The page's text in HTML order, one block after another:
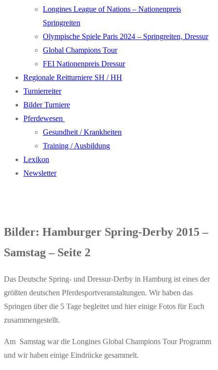
Longines League of Nations – Nationenpreis
Springreiten
Olympische Spiele Paris 2024 – Springreiten, Dressur
Global Champions Tour
FEI Nationenpreis Dressur
Regionale Reitturniere SH / HH
Turnierreiter
Bilder Turniere
Pferdewesen
Gesundheit / Krankheiten
Training / Ausbildung
Lexikon
Newsletter
Bilder: Hamburger Spring-Derby 2015 –
Samstag – Seite 2
Das Deutsche Spring- und Dressur-Derby in Hamburg ist eines der
größten deutschen Pferdesportveranstaltungen. Wir haben das
Springen über die 5 Tage begleitet und hier einige Fotos für Euch
zusammengestellt.
Am Samstag war die Longines Global Champions Tour Programm
und wir haben einige Eindrücke gesammelt.